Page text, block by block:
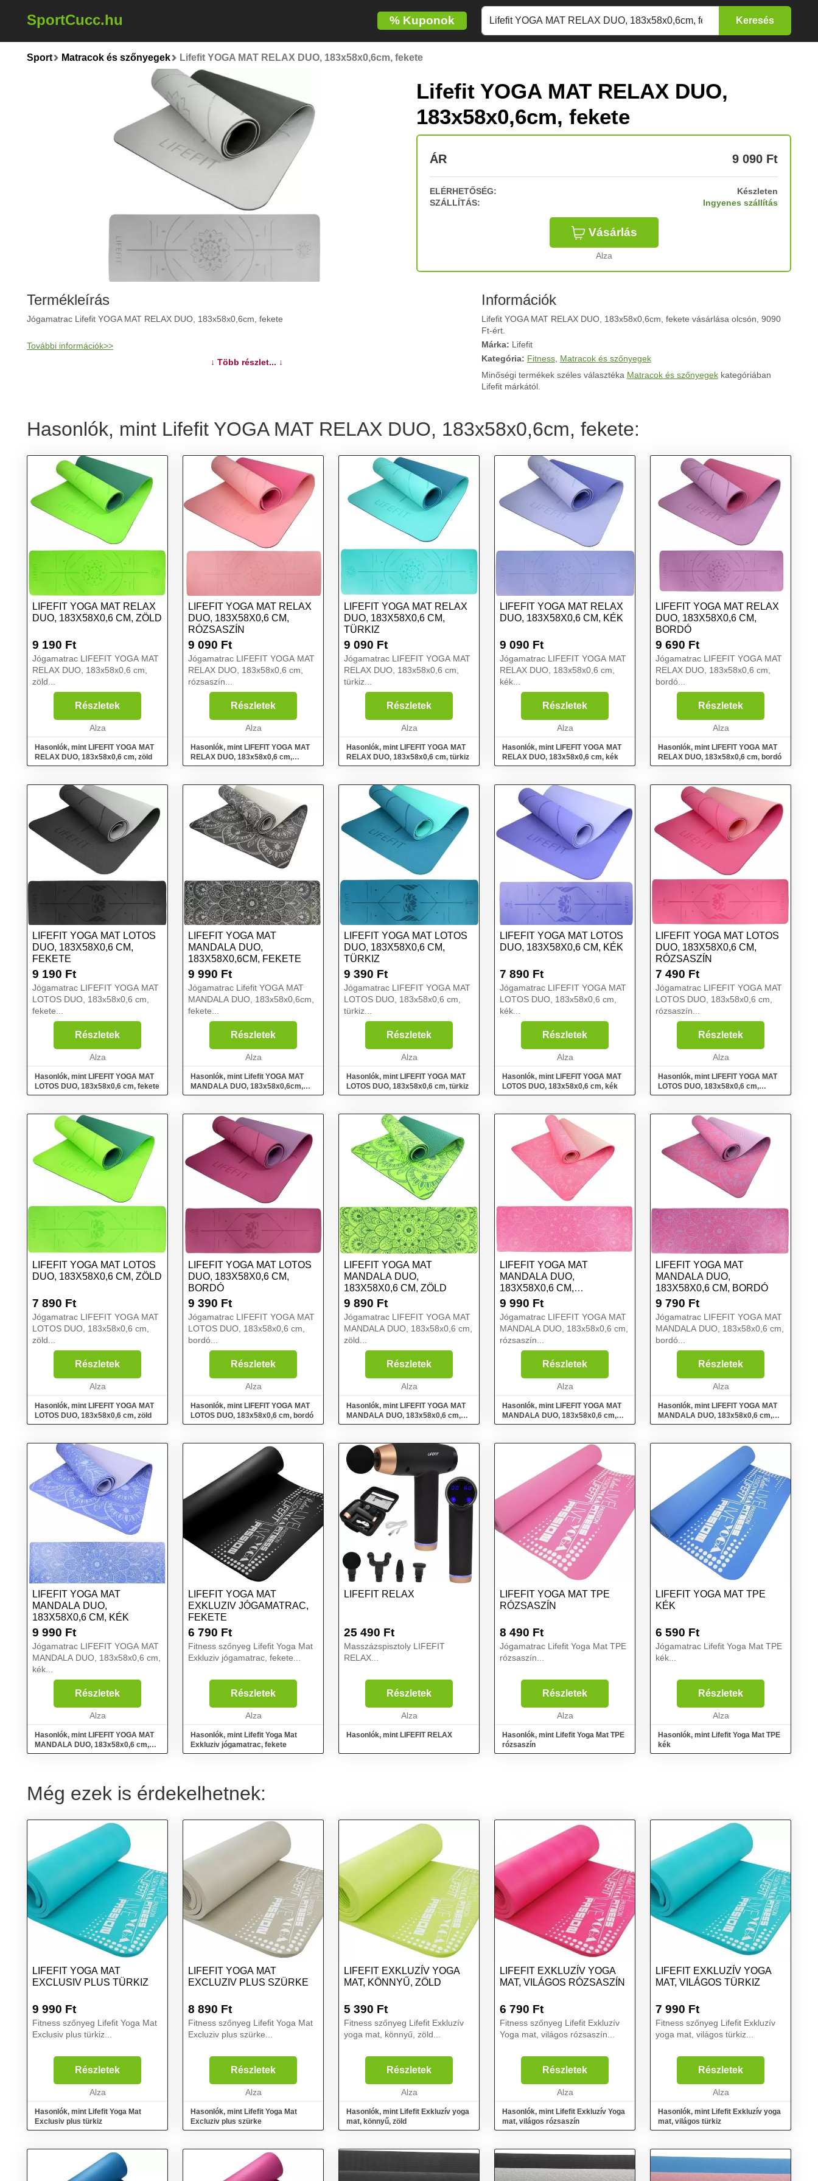
SportCucc.hu %Kuponok
Sport Matracok és szőnyegek Lifefit YOGA MAT RELAX DUO, 183x58x0,6cm, fekete
Lifefit YOGA MAT RELAX DUO,
183x58x0,6cm, fekete
ÁR 9 090 Ft
ELÉRHETŐSÉG:
Készleten
SZÁLLÍTÁS:
Ingyenes szállítás
Vásárlás
Alza
Termékleírás
Jógamatrac Lifefit YOGA MAT RELAX DUO, 183x58x0,6cm, fekete
További információk>>
↓ Több részlet... ↓
Információk
Lifefit YOGA MAT RELAX DUO, 183x58x0,6cm, fekete vásárlása olcsón, 9090
Ft-ért.
Márka: Lifefit
Kategória: Fitness, Matracok és szőnyegek
Minőségi termékek széles választéka Matracok és szőnyegekkategóriában
Lifefit márkától.
Hasonlók, mint Lifefit YOGA MAT RELAX DUO, 183x58x0,6cm, fekete:
LIFEFIT YOGA MAT RELAX
DUO, 183X58X0,6 CM, ZÖLD
9 190 Ft
Jógamatrac LIFEFIT YOGA MAT
RELAX DUO, 183x58x0,6 cm,
zöld...
Részletek
Alza
Hasonlók, mint LIFEFIT YOGA MAT
RELAX DUO, 183x58x0,6 cm, zöld
LIFEFIT YOGA MAT RELAX
DUO, 183X58X0,6 CM,
RÓZSASZÍN
9 090 Ft
Jógamatrac LIFEFIT YOGA MAT
RELAX DUO, 183x58x0,6 cm,
rózsaszín...
Részletek
Alza
Hasonlók, mint LIFEFIT YOGA MAT
RELAX DUO, 183x58x0,6 cm,
rózsaszín
LIFEFIT YOGA MAT RELAX
DUO, 183X58X0,6 CM,
TÜRKIZ
9 090 Ft
Jógamatrac LIFEFIT YOGA MAT
RELAX DUO, 183x58x0,6 cm,
türkiz...
Részletek
Alza
Hasonlók, mint LIFEFIT YOGA MAT
RELAX DUO, 183x58x0,6 cm, türkiz
LIFEFIT YOGA MAT RELAX
DUO, 183X58X0,6 CM, KÉK
9 090 Ft
Jógamatrac LIFEFIT YOGA MAT
RELAX DUO, 183x58x0,6 cm,
kék...
Részletek
Alza
Hasonlók, mint LIFEFIT YOGA MAT
RELAX DUO, 183x58x0,6 cm, kék
LIFEFIT YOGA MAT RELAX
DUO, 183X58X0,6 CM,
BORDÓ
9 690 Ft
Jógamatrac LIFEFIT YOGA MAT
RELAX DUO, 183x58x0,6 cm,
bordó...
Részletek
Alza
Hasonlók, mint LIFEFIT YOGA MAT
RELAX DUO, 183x58x0,6 cm, bordó
LIFEFIT YOGA MAT LOTOS
DUO, 183X58X0,6 CM,
FEKETE
9 190 Ft
Jógamatrac LIFEFIT YOGA MAT
LOTOS DUO, 183x58x0,6 cm,
fekete...
Részletek
Alza
Hasonlók, mint LIFEFIT YOGA MAT
LOTOS DUO, 183x58x0,6 cm, fekete
LIFEFIT YOGA MAT
MANDALA DUO,
183X58X0,6CM, FEKETE
9 990 Ft
Jógamatrac Lifefit YOGA MAT
MANDALA DUO, 183x58x0,6cm,
fekete...
Részletek
Alza
Hasonlók, mint Lifefit YOGA MAT
MANDALA DUO, 183x58x0,6cm,
fekete
LIFEFIT YOGA MAT LOTOS
DUO, 183X58X0,6 CM,
TÜRKIZ
9 390 Ft
Jógamatrac LIFEFIT YOGA MAT
LOTOS DUO, 183x58x0,6 cm,
türkiz...
Részletek
Alza
Hasonlók, mint LIFEFIT YOGA MAT
LOTOS DUO, 183x58x0,6 cm, türkiz
LIFEFIT YOGA MAT LOTOS
DUO, 183X58X0,6 CM, KÉK
7 890 Ft
Jógamatrac LIFEFIT YOGA MAT
LOTOS DUO, 183x58x0,6 cm,
kék...
Részletek
Alza
Hasonlók, mint LIFEFIT YOGA MAT
LOTOS DUO, 183x58x0,6 cm, kék
LIFEFIT YOGA MAT LOTOS
DUO, 183X58X0,6 CM,
RÓZSASZÍN
7 490 Ft
Jógamatrac LIFEFIT YOGA MAT
LOTOS DUO, 183x58x0,6 cm,
rózsaszín...
Részletek
Alza
Hasonlók, mint LIFEFIT YOGA MAT
LOTOS DUO, 183x58x0,6 cm,
rózsaszín
LIFEFIT YOGA MAT LOTOS
DUO, 183X58X0,6 CM, ZÖLD
7 890 Ft
Jógamatrac LIFEFIT YOGA MAT
LOTOS DUO, 183x58x0,6 cm,
zöld...
Részletek
Alza
Hasonlók, mint LIFEFIT YOGA MAT
LOTOS DUO, 183x58x0,6 cm, zöld
LIFEFIT YOGA MAT LOTOS
DUO, 183X58X0,6 CM,
BORDÓ
9 390 Ft
Jógamatrac LIFEFIT YOGA MAT
LOTOS DUO, 183x58x0,6 cm,
bordó...
Részletek
Alza
Hasonlók, mint LIFEFIT YOGA MAT
LOTOS DUO, 183x58x0,6 cm, bordó
LIFEFIT YOGA MAT
MANDALA DUO,
183X58X0,6 CM, ZÖLD
9 890 Ft
Jógamatrac LIFEFIT YOGA MAT
MANDALA DUO, 183x58x0,6 cm,
zöld...
Részletek
Alza
Hasonlók, mint LIFEFIT YOGA MAT
MANDALA DUO, 183x58x0,6 cm,
zöld
LIFEFIT YOGA MAT
MANDALA DUO,
183X58X0,6 CM,
RÓZSASZÍN
9 990 Ft
Jógamatrac LIFEFIT YOGA MAT
MANDALA DUO, 183x58x0,6 cm,
rózsaszín...
Részletek
Alza
Hasonlók, mint LIFEFIT YOGA MAT
MANDALA DUO, 183x58x0,6 cm,
rózsaszín
LIFEFIT YOGA MAT
MANDALA DUO,
183X58X0,6 CM, BORDÓ
9 790 Ft
Jógamatrac LIFEFIT YOGA MAT
MANDALA DUO, 183x58x0,6 cm,
bordó...
Részletek
Alza
Hasonlók, mint LIFEFIT YOGA MAT
MANDALA DUO, 183x58x0,6 cm,
bordó
LIFEFIT YOGA MAT
MANDALA DUO,
183X58X0,6 CM, KÉK
9 990 Ft
Jógamatrac LIFEFIT YOGA MAT
MANDALA DUO, 183x58x0,6 cm,
kék...
Részletek
Alza
Hasonlók, mint LIFEFIT YOGA MAT
MANDALA DUO, 183x58x0,6 cm,
kék
LIFEFIT YOGA MAT
EXKLUZIV JÓGAMATRAC,
FEKETE
6 790 Ft
Fitness szőnyeg Lifefit Yoga Mat
Exkluziv jógamatrac, fekete...
Részletek
Alza
Hasonlók, mint Lifefit Yoga Mat
Exkluziv jógamatrac, fekete
LIFEFIT RELAX
25 490 Ft
Masszázspisztoly LIFEFIT
RELAX...
Részletek
Alza
Hasonlók, mint LIFEFIT RELAX
LIFEFIT YOGA MAT TPE
RÓZSASZÍN
8 490 Ft
Jógamatrac Lifefit Yoga Mat TPE
rózsaszín...
Részletek
Alza
Hasonlók, mint Lifefit Yoga Mat TPE
rózsaszín
LIFEFIT YOGA MAT TPE
KÉK
6 590 Ft
Jógamatrac Lifefit Yoga Mat TPE
kék...
Részletek
Alza
Hasonlók, mint Lifefit Yoga Mat TPE
kék
Még ezek is érdekelhetnek:
LIFEFIT YOGA MAT
EXCLUSIV PLUS TÜRKIZ
9 990 Ft
Fitness szőnyeg Lifefit Yoga Mat
Exclusiv plus türkiz...
Részletek
Alza
Hasonlók, mint Lifefit Yoga Mat
Exclusiv plus türkiz
LIFEFIT YOGA MAT
EXCLUZIV PLUS SZÜRKE
8 890 Ft
Fitness szőnyeg Lifefit Yoga Mat
Excluziv plus szürke...
Részletek
Alza
Hasonlók, mint Lifefit Yoga Mat
Excluziv plus szürke
LIFEFIT EXKLUZÍV YOGA
MAT, KÖNNYŰ, ZÖLD
5 390 Ft
Fitness szőnyeg Lifefit Exkluzív
yoga mat, könnyű, zöld...
Részletek
Alza
Hasonlók, mint Lifefit Exkluzív yoga
mat, könnyű, zöld
LIFEFIT EXKLUZÍV YOGA
MAT, VILÁGOS RÓZSASZÍN
6 790 Ft
Fitness szőnyeg Lifefit Exkluzív
Yoga mat, világos rózsaszín...
Részletek
Alza
Hasonlók, mint Lifefit Exkluzív Yoga
mat, világos rózsaszín
LIFEFIT EXKLUZÍV YOGA
MAT, VILÁGOS TÜRKIZ
7 990 Ft
Fitness szőnyeg Lifefit Exkluzív
yoga mat, világos türkiz...
Részletek
Alza
Hasonlók, mint Lifefit Exkluzív yoga
mat, világos türkiz